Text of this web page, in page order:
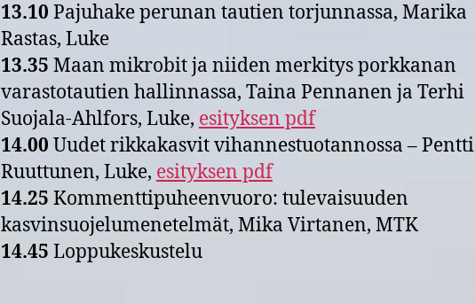
13.10 Pajuhake perunan tautien torjunnassa, Marika
Rastas, Luke
13.35 Maan mikrobit ja niiden merkitys porkkanan
varastotautien hallinnassa, Taina Pennanen ja Terhi
Suojala-Ahlfors, Luke, esityksen pdf
14.00 Uudet rikkakasvit vihannestuotannossa – Pentti
Ruuttunen, Luke, esityksen pdf
14.25 Kommenttipuheenvuoro: tulevaisuuden
kasvinsuojelumenetelmät, Mika Virtanen, MTK
14.45 Loppukeskustelu